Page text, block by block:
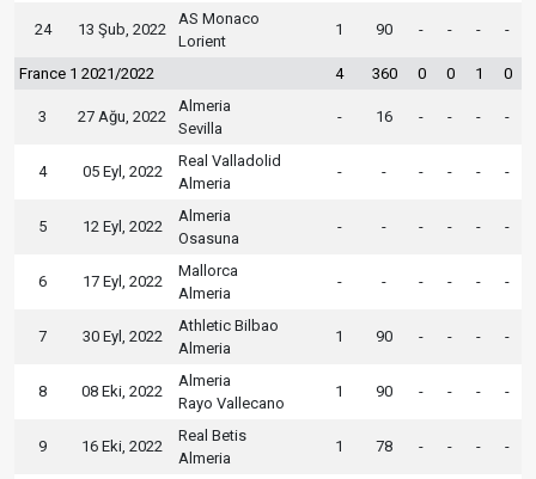
24 13 Şub, 2022
AS Monaco
Lorient
1 90 - - - -
France 1 2021/2022 4 360 0 0 1 0
3 27 Ağu, 2022
Almeria
Sevilla
- 16 - - - -
4 05 Eyl, 2022
Real Valladolid
Almeria
- - - - - -
5 12 Eyl, 2022
Almeria
Osasuna
- - - - - -
6 17 Eyl, 2022
Mallorca
Almeria
- - - - - -
7 30 Eyl, 2022
Athletic Bilbao
Almeria
1 90 - - - -
8 08 Eki, 2022
Almeria
Rayo Vallecano
1 90 - - - -
9 16 Eki, 2022
Real Betis
Almeria
1 78 - - - -